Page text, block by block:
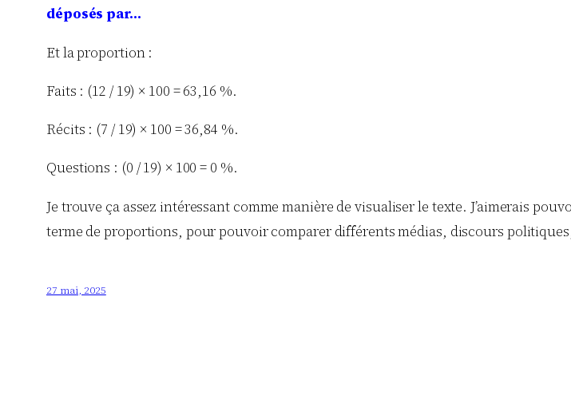
déposés par…
Et la proportion :
Faits : (12 / 19) × 100 = 63,16 %.
Récits : (7 / 19) × 100 = 36,84 %.
Questions : (0 / 19) × 100 = 0 %.
Je trouve ça assez intéressant comme manière de visualiser le texte. J’aimerais
terme de proportions, pour pouvoir comparer différents médias, discours
27 mai, 2025